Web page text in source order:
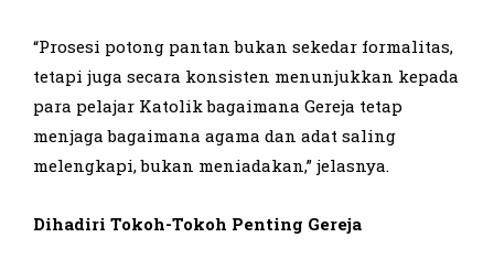
“Prosesi potong pantan bukan sekedar formalitas,
tetapi juga secara konsisten menunjukkan kepada
para pelajar Katolik bagaimana Gereja tetap
menjaga bagaimana agama dan adat saling
melengkapi, bukan meniadakan,” jelasnya.
Dihadiri Tokoh-Tokoh Penting Gereja